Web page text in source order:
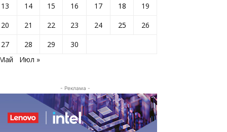
13 14 15 16 17 18
19
20
21 22 23 24 25
26
27
28 29
30
Июл »
- Реклама -